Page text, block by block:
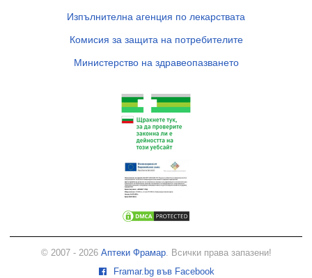
Изпълнителна агенция по лекарствата
Комисия за защита на потребителите
Министерство на здравеопазването
© 2007 - 2026 Аптеки Фрамар. Всички права запазени!
Framar.bg във Facebook